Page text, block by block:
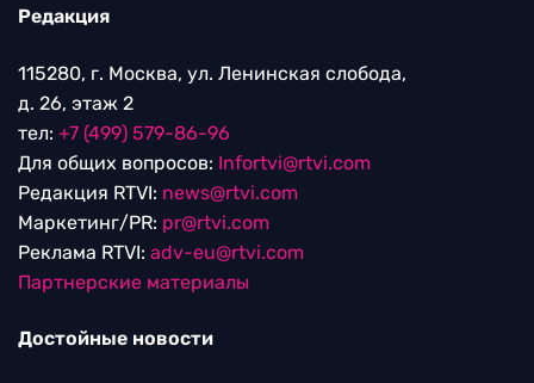
Редакция
115280, г. Москва, ул. Ленинская слобода,
д. 26, этаж 2
тел: +7 (499) 579-86-96
Для общих вопросов: Infortvi@rtvi.com
Редакция RTVI: news@rtvi.com
Маркетинг/PR: pr@rtvi.com
Реклама RTVI: adv-eu@rtvi.com
Партнерские материалы
Достойные новости